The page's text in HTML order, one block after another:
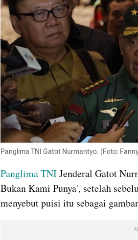
Panglima TNI Gatot Nurmantyo. (Foto:
Panglima TNI Jenderal Gatot
Bukan Kami Punya', setelah
menyebut puisi itu sebagai